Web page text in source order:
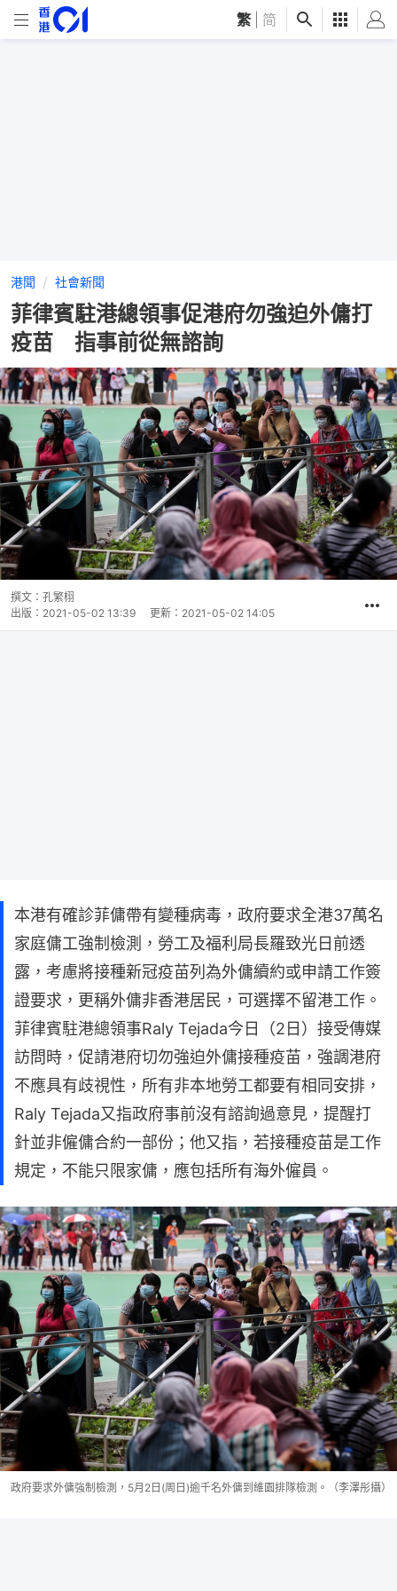
繁 简
港聞 社會新聞
菲律賓駐港總領事促港府勿強迫外傭打
疫苗 指事前從無諮詢
撰文： 孔繁栩
出版： 2021-05-02 13:39 更新： 2021-05-02 14:05
本港有確診菲傭帶有變種病毒，政府要求全港37萬名
家庭傭工強制檢測，勞工及福利局長羅致光日前透
露，考慮將接種新冠疫苗列為外傭續約或申請工作簽
證要求，更稱外傭非香港居民，可選擇不留港工作。
菲律賓駐港總領事Raly Tejada今日（2日）接受傳媒
訪問時，促請港府切勿強迫外傭接種疫苗，強調港府
不應具有歧視性，所有非本地勞工都要有相同安排，
Raly Tejada又指政府事前沒有諮詢過意見，提醒打
針並非僱傭合約一部份；他又指，若接種疫苗是工作
規定，不能只限家傭，應包括所有海外僱員。
政府要求外傭強制檢測，5月2日(周日)逾千名外傭到維園排隊檢測。（李澤彤攝）